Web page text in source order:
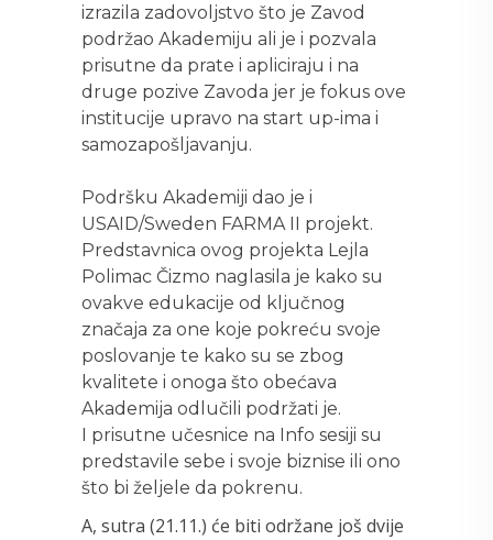
izrazila zadovoljstvo što je Zavod
podržao Akademiju ali je i pozvala
prisutne da prate i apliciraju i na
druge pozive Zavoda jer je fokus ove
institucije upravo na start up-ima i
samozapošljavanju.
Podršku Akademiji dao je i
USAID/Sweden FARMA II projekt.
Predstavnica ovog projekta Lejla
Polimac Čizmo naglasila je kako su
ovakve edukacije od ključnog
značaja za one koje pokreću svoje
poslovanje te kako su se zbog
kvalitete i onoga što obećava
Akademija odlučili podržati je.
I prisutne učesnice na Info sesiji su
predstavile sebe i svoje biznise ili ono
što bi željele da pokrenu.
A, sutra (21.11.) će biti održane još dvije